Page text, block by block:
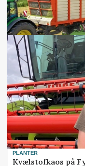
PLANTER
Kvælstofkaos på